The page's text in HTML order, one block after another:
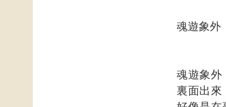
魂遊象外
魂遊象外
裏面出來